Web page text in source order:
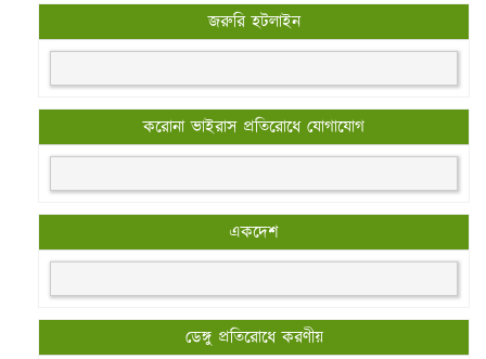
জরুরি হটলাইন
করোনা ভাইরাস প্রতিরোধে যোগাযোগ
একদেশ
ডেঙ্গু প্রতিরোধে করণীয়